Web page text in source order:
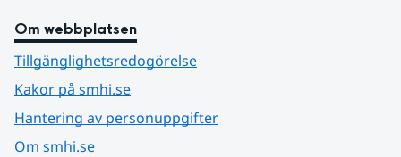
Om webbplatsen
Tillgänglighetsredogörelse
Kakor på smhi.se
Hantering av personuppgifter
Om smhi.se